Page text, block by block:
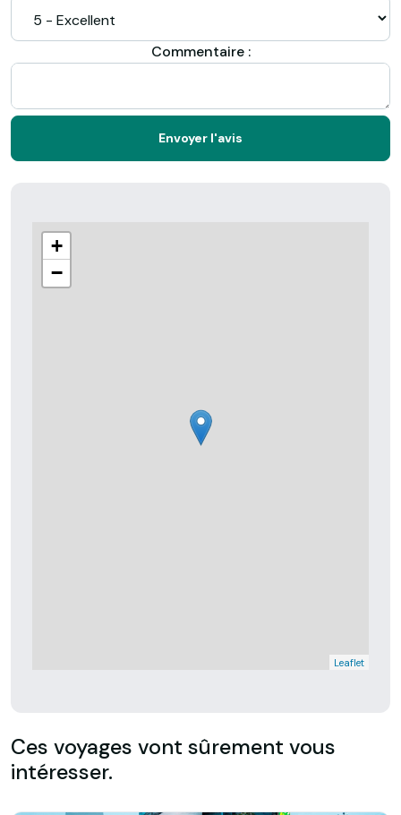
Commentaire :
Envoyer l'avis
+
−
Leaflet
Ces voyages vont sûrement vous
intéresser.